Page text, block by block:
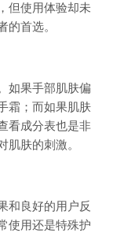
但使用体验却未
的首选。
如果手部肌肤偏
霜；而如果肌肤
看成分表也是非
肌肤的刺激。
和良好的用户反
使用还是特殊护